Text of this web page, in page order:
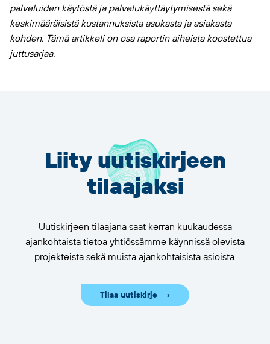
palveluiden käytöstä ja palvelukäyttäytymisestä sekä
keskimääräisistä kustannuksista asukasta ja asiakasta
kohden. Tämä artikkeli on osa raportin aiheista koostettua
juttusarjaa.
Liity uutiskirjeen
tilaajaksi
Uutiskirjeen tilaajana saat kerran kuukaudessa
ajankohtaista tietoa yhtiössämme käynnissä olevista
projekteista sekä muista ajankohtaisista asioista.
Tilaa uutiskirje